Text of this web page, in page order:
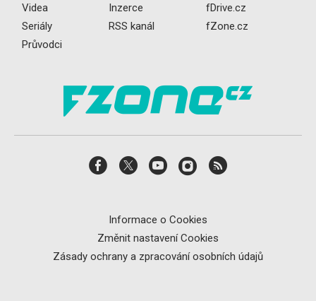
Videa
Seriály
Průvodci
Inzerce
RSS kanál
fDrive.cz
fZone.cz
Informace o Cookies
Změnit nastavení Cookies
Zásady ochrany a zpracování osobních údajů